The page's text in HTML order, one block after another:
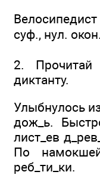
суф., нул.
2. Прочитай
диктанту.
Улыбнулось
дож_ь.
лист_ев
По
реб_ти_ки.